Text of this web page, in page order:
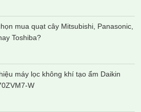
mua quạt cây Mitsubishi, Panasonic,
Toshiba?
máy lọc không khí tạo ẩm Daikin
W